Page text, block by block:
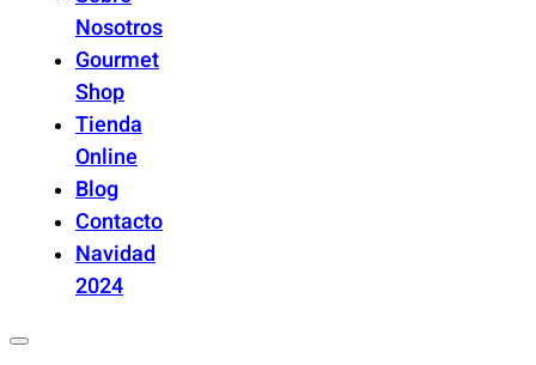
Nosotros
Gourmet
Shop
Tienda
Online
Blog
Contacto
Navidad
2024